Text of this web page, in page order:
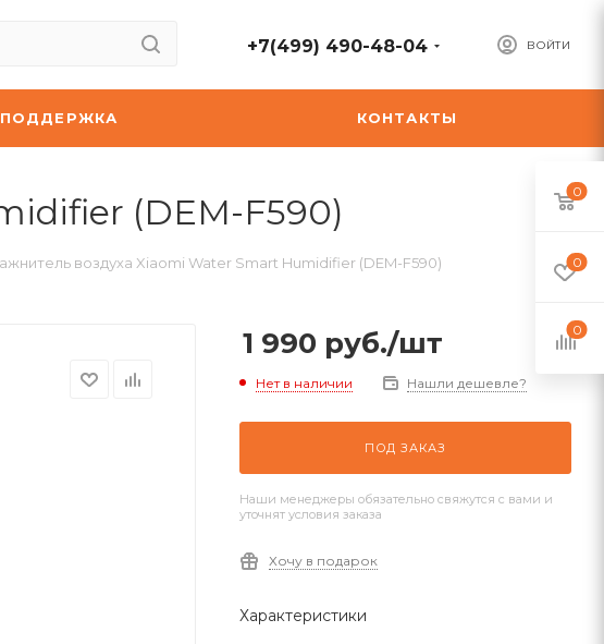
ВОЙТИ
+7(499) 490-48-04
ПОДДЕРЖКА КОНТАКТЫ
(DEM-F590)
воздуха Xiaomi Water Smart Humidifier (DEM-F590)
1 990 руб./шт
Нет в наличии Нашли дешевле?
ПОД ЗАКАЗ
Наши менеджеры обязательно свяжутся с вами и
уточнят условия заказа
Хочу в подарок
Характеристики
0
0
0